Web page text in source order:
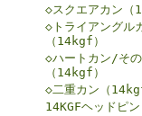
◇スクエアカン（
◇トライアングル
（14kgf）
◇ハートカン/そ
（14kgf）
◇二重カン（
14KGFヘッドピン